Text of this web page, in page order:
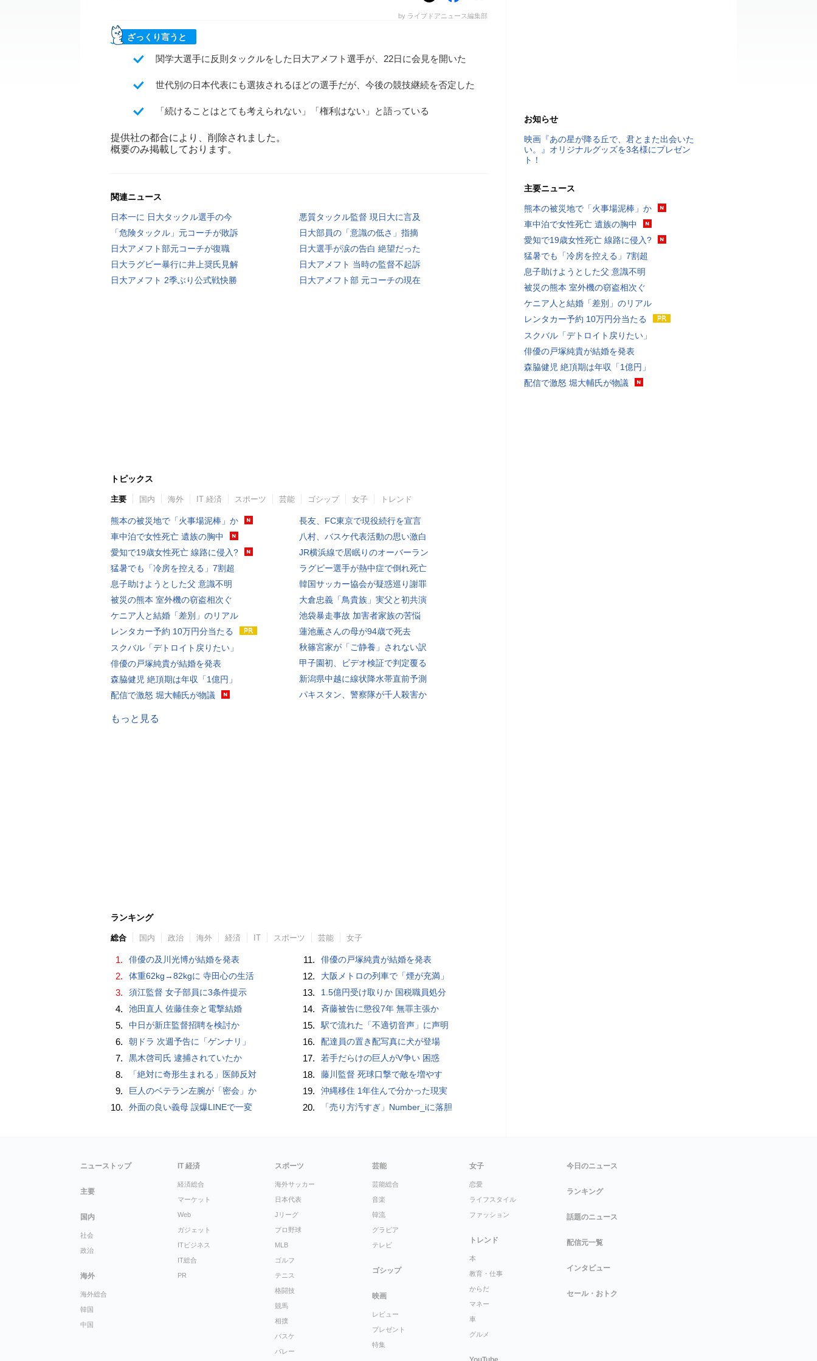
by ライブドアニュース編集部
ざっくり言うと
関学大選手に反則タックルをした日大アメフト選手が、22日に会見を開いた
世代別の日本代表にも選抜されるほどの選手だが、今後の競技継続を否定した
「続けることはとても考えられない」「権利はない」と語っている
提供社の都合により、削除されました。
概要のみ掲載しております。
関連ニュース
日本一に 日大タックル選手の今
悪質タックル監督 現日大に言及
「危険タックル」元コーチが敗訴
日大部員の「意識の低さ」指摘
日大アメフト部元コーチが復職
日大選手が涙の告白 絶望だった
日大ラグビー暴行に井上奨氏見解
日大アメフト 当時の監督不起訴
日大アメフト 2季ぶり公式戦快勝
日大アメフト部 元コーチの現在
トピックス
主要 国内 海外 IT 経済 スポーツ 芸能 ゴシップ 女子 トレンド
熊本の被災地で「火事場泥棒」か
車中泊で女性死亡 遺族の胸中
愛知で19歳女性死亡 線路に侵入?
猛暑でも「冷房を控える」7割超
息子助けようとした父 意識不明
被災の熊本 室外機の窃盗相次ぐ
ケニア人と結婚「差別」のリアル
レンタカー予約 10万円分当たる
スクバル「デトロイト戻りたい」
俳優の戸塚純貴が結婚を発表
森脇健児 絶頂期は年収「1億円」
配信で激怒 堀大輔氏が物議
長友、FC東京で現役続行を宣言
八村、バスケ代表活動の思い激白
JR横浜線で居眠りのオーバーラン
ラグビー選手が熱中症で倒れ死亡
韓国サッカー協会が疑惑巡り謝罪
大倉忠義「鳥貴族」実父と初共演
池袋暴走事故 加害者家族の苦悩
蓮池薫さんの母が94歳で死去
秋篠宮家が「ご静養」されない訳
甲子園初、ビデオ検証で判定覆る
新潟県中越に線状降水帯直前予測
パキスタン、警察隊が千人殺害か
もっと見る
ランキング
総合 国内 政治 海外 経済 IT スポーツ 芸能 女子
1. 俳優の及川光博が結婚を発表
2. 体重62kg→82kgに 寺田心の生活
3. 須江監督 女子部員に3条件提示
4. 池田直人 佐藤佳奈と電撃結婚
5. 中日が新庄監督招聘を検討か
6. 朝ドラ 次週予告に「ゲンナリ」
7. 黒木啓司氏 逮捕されていたか
8. 「絶対に奇形生まれる」医師反対
9. 巨人のベテラン左腕が「密会」か
10. 外面の良い義母 誤爆LINEで一変
11. 俳優の戸塚純貴が結婚を発表
12. 大阪メトロの列車で「煙が充満」
13. 1.5億円受け取りか 国税職員処分
14. 斉藤被告に懲役7年 無罪主張か
15. 駅で流れた「不適切音声」に声明
16. 配達員の置き配写真に犬が登場
17. 若手だらけの巨人がV争い 困惑
18. 藤川監督 死球口撃で敵を増やす
19. 沖縄移住 1年住んで分かった現実
20. 「売り方汚すぎ」Number_iに落胆
お知らせ
映画『あの星が降る丘で、君とまた出会いた
い。』オリジナルグッズを3名様にプレゼン
ト！
主要ニュース
熊本の被災地で「火事場泥棒」か
車中泊で女性死亡 遺族の胸中
愛知で19歳女性死亡 線路に侵入?
猛暑でも「冷房を控える」7割超
息子助けようとした父 意識不明
被災の熊本 室外機の窃盗相次ぐ
ケニア人と結婚「差別」のリアル
レンタカー予約 10万円分当たる
スクバル「デトロイト戻りたい」
俳優の戸塚純貴が結婚を発表
森脇健児 絶頂期は年収「1億円」
配信で激怒 堀大輔氏が物議
ニューストップ
主要
国内
社会
政治
海外
海外総合
韓国
中国
IT 経済
経済総合
マーケット
Web
ガジェット
ITビジネス
IT総合
PR
スポーツ
海外サッカー
日本代表
Jリーグ
プロ野球
MLB
ゴルフ
テニス
格闘技
競馬
相撲
バスケ
バレー
芸能
芸能総合
音楽
韓流
グラビア
テレビ
ゴシップ
映画
レビュー
プレゼント
特集
女子
恋愛
ライフスタイル
ファッション
トレンド
本
教育・仕事
からだ
マネー
車
グルメ
今日のニュース
ランキング
話題のニュース
配信元一覧
インタビュー
セール・おトク